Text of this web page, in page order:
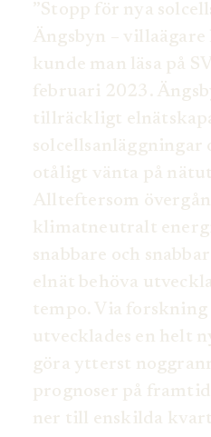
”Stopp för nya
Ängsbyn – villaägare
kunde man läsa på
februari 2023.
tillräckligt
solcellsanläggningar
otåligt vänta på
Allteftersom
klimatneutralt
snabbare och
elnät behöva
tempo. Via forskning
utvecklades en helt
göra ytterst
prognoser på
ner till enskilda